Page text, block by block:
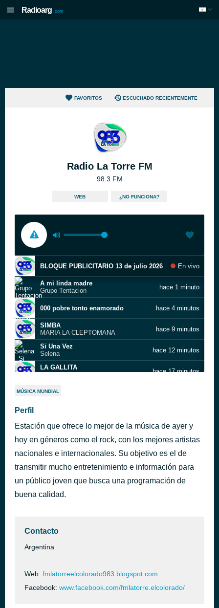
Radioarg .com
FAVORITOS ESCUCHADO RECIENTEMENTE
Radio La Torre FM
98.3 FM
WEB ¿NO FUNCIONA?
BLOQUE PUBLICITARIO 13 de julio 2026 En vivo
A mi linda madre
Grupo Tentacion
hace 1 minuto
000 pobre tonto enamorado hace 4 minutos
SIMBA
MARIA LA CLEPTOMANA
hace 9 minutos
Si Una Vez
Selena
hace 12 minutos
LA GALLITA
hace 17 minutos
Clavelitos
Un títere
Los Rehenes
TU AMANTE Y TU AMIGO
hace 33 minutos
MÚSICA MUNDIAL
Perfil
Estación que ofrece lo mejor de la música de ayer y
hoy en géneros como el rock, con los mejores artistas
nacionales e internacionales. Su objetivo es el de
transmitir mucho entretenimiento e información para
un público joven que busca una programación de
buena calidad.
Contacto
Argentina
Web: fmlatorreelcolorado983.blogspot.com
Facebook: www.facebook.com/fmlatorre.elcolorado/